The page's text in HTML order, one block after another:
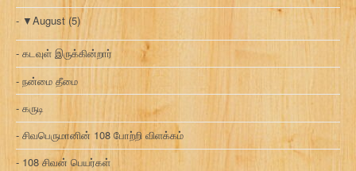
▼August (5)
கடவுள் இருக்கின்றார்
நன்மை தீமை
கருடி
சிவபெருமானின் 108 போற்றி விளக்கம்
108 சிவன் பெயர்கள்